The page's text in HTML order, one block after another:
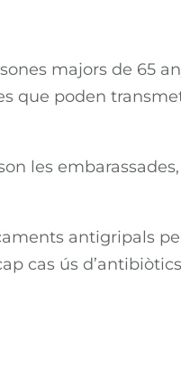
majors de 65
que poden
les
antigripals
cas ús